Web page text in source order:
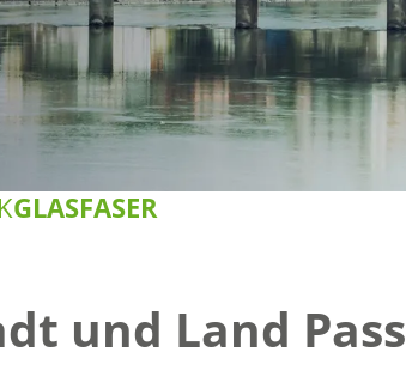
GLASFASER
und Land